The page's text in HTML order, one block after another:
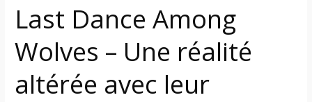
Last Dance Among
Wolves – Une réalité
altérée avec leur
nouveau
single
« Twisted
Reality »